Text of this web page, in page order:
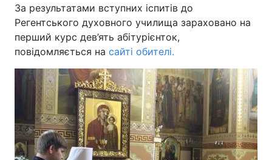
Україна Політика
Економіка Світ
Техно і зв'язок Лайт
Зброя Інциденти
Здоров'я Туризм
За результатами вступних іспитів до
Регентського духовного училища зараховано на
перший курс дев’ять абітурієнток,
повідомляється на сайті обителі.